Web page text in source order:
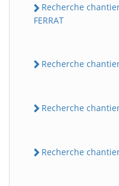
Recherche
FERRAT
Recherche
Recherche
Recherche